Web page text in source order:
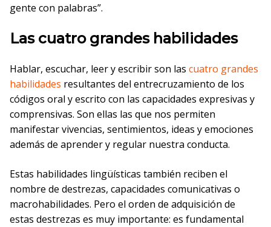
gente con palabras”.
Las cuatro grandes habilidades
Hablar, escuchar, leer y escribir son las cuatro grandes
habilidades resultantes del entrecruzamiento de los
códigos oral y escrito con las capacidades expresivas y
comprensivas. Son ellas las que nos permiten
manifestar vivencias, sentimientos, ideas y emociones
además de aprender y regular nuestra conducta.
Estas habilidades lingüísticas también reciben el
nombre de destrezas, capacidades comunicativas o
macrohabilidades. Pero el orden de adquisición de
estas destrezas es muy importante: es fundamental